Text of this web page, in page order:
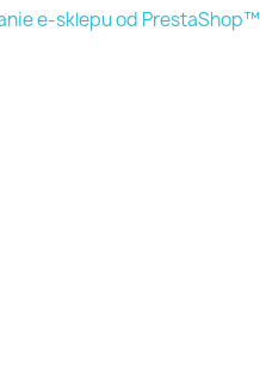
e-sklepu od PrestaShop™